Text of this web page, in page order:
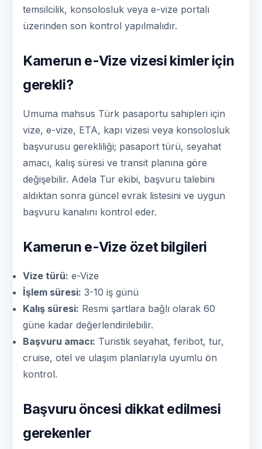
temsilcilik, konsolosluk veya e-vize portalı
üzerinden son kontrol yapılmalıdır.
Kamerun e-Vize vizesi kimler için
gerekli?
Umuma mahsus Türk pasaportu sahipleri için
vize, e-vize, ETA, kapı vizesi veya konsolosluk
başvurusu gerekliliği; pasaport türü, seyahat
amacı, kalış süresi ve transit planına göre
değişebilir. Adela Tur ekibi, başvuru talebini
aldıktan sonra güncel evrak listesini ve uygun
başvuru kanalını kontrol eder.
Kamerun e-Vize özet bilgileri
Vize türü: e-Vize
İşlem süresi: 3-10 iş günü
Kalış süresi: Resmi şartlara bağlı olarak 60
güne kadar değerlendirilebilir.
Başvuru amacı: Turistik seyahat, feribot, tur,
cruise, otel ve ulaşım planlarıyla uyumlu ön
kontrol.
Başvuru öncesi dikkat edilmesi
gerekenler